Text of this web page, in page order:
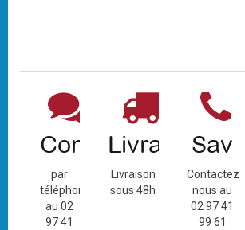
Contact
par
téléphone
au 02
97 41
Livraison
Livraison
sous 48h
Sav
Contactez-
nous au
02 97 41
99 61